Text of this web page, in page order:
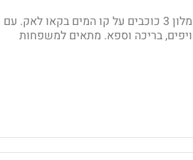
מלון 3 כוכבים על קו המים בקאו לאק.
ויפים, בריכה וספא. מתאים למשפחות